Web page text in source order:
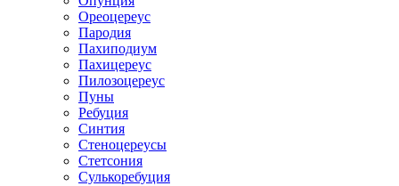
Ореоцереус
Пародия
Пахиподиум
Пахицереус
Пилозоцереус
Пуны
Ребуция
Синтия
Стеноцереусы
Стетсония
Сулькоребуция